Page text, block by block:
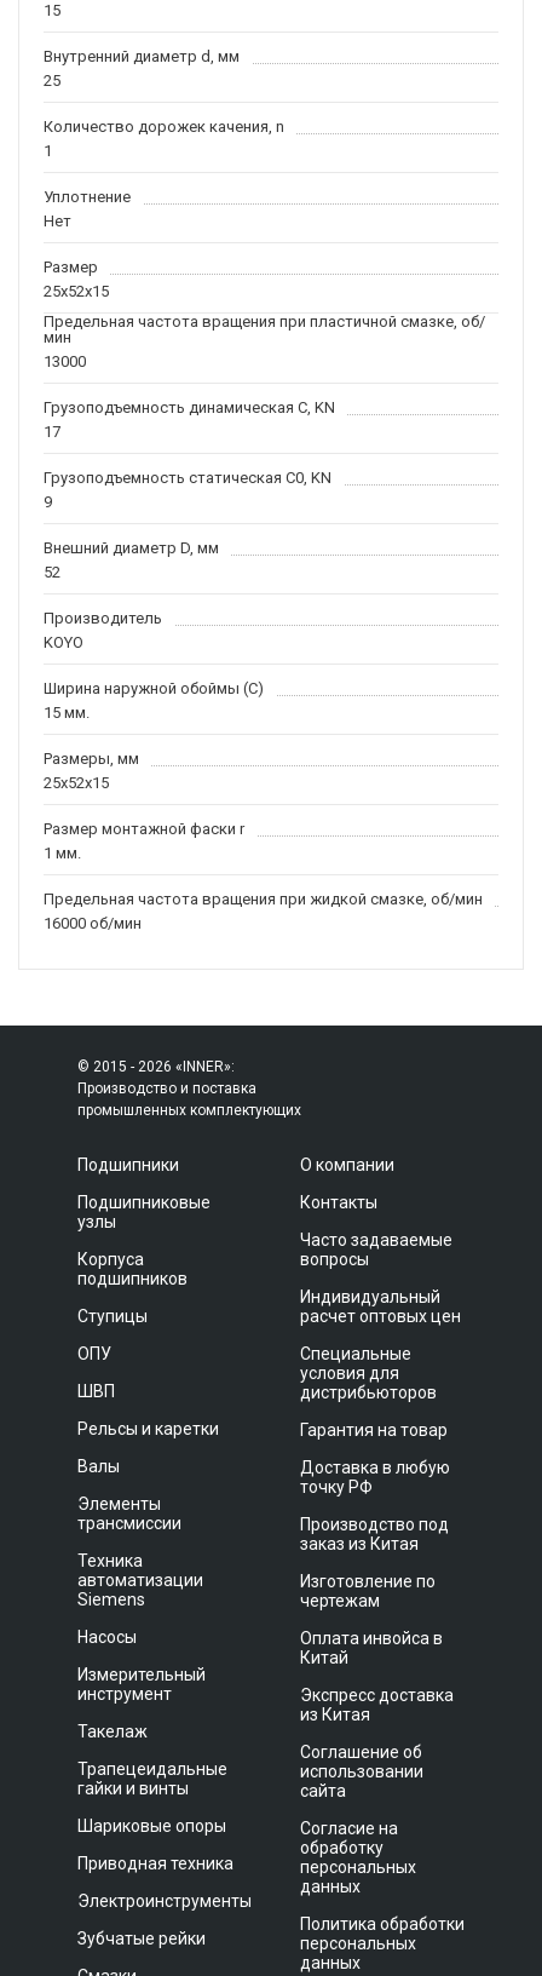
15
Внутренний диаметр d, мм
25
Количество дорожек качения, n
1
Уплотнение
Нет
Размер
25x52x15
Предельная частота вращения при пластичной смазке, об/
мин
13000
Грузоподъемность динамическая C, KN
17
Грузоподъемность статическая C0, KN
9
Внешний диаметр D, мм
52
Производитель
KOYO
Ширина наружной обоймы (C)
15 мм.
Размеры, мм
25x52x15
Размер монтажной фаски r
1 мм.
Предельная частота вращения при жидкой смазке, об/мин
16000 об/мин
© 2015 - 2026 «INNER»:
Производство и поставка
промышленных комплектующих
Подшипники
Подшипниковые
узлы
Корпуса
подшипников
Ступицы
ОПУ
ШВП
Рельсы и каретки
Валы
Элементы
трансмиссии
Техника
автоматизации
Siemens
Насосы
Измерительный
инструмент
Такелаж
Трапецеидальные
гайки и винты
Шариковые опоры
Приводная техника
Электроинструменты
Зубчатые рейки
О компании
Контакты
Часто задаваемые
вопросы
Индивидуальный
расчет оптовых цен
Специальные
условия для
дистрибьюторов
Гарантия на товар
Доставка в любую
точку РФ
Производство под
заказ из Китая
Изготовление по
чертежам
Оплата инвойса в
Китай
Экспресс доставка
из Китая
Соглашение об
использовании
сайта
Согласие на
обработку
персональных
данных
Политика обработки
персональных
данных